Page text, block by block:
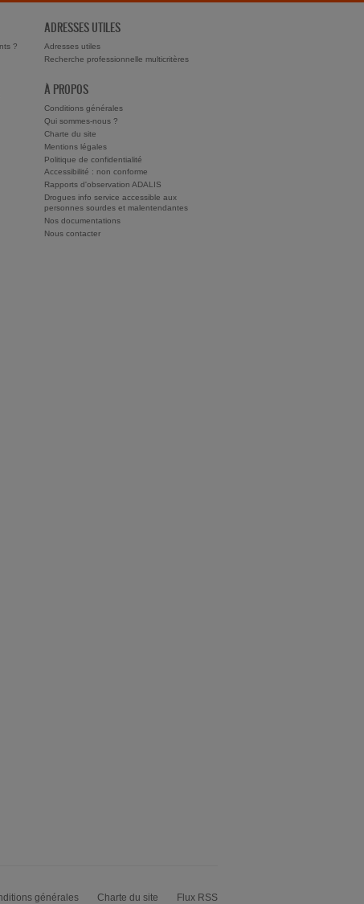
?
ADRESSES UTILES
Adresses utiles
Recherche professionnelle multicritères
À PROPOS
Conditions générales
Qui sommes-nous ?
Charte du site
Mentions légales
Politique de confidentialité
Accessibilité : non conforme
Rapports d'observation ADALIS
Drogues info service accessible aux
personnes sourdes et malentendantes
Nos documentations
Nous contacter
générales Charte du site Flux RSS